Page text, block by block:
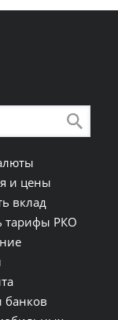
и цены
вклад
тарифы РКО
банков